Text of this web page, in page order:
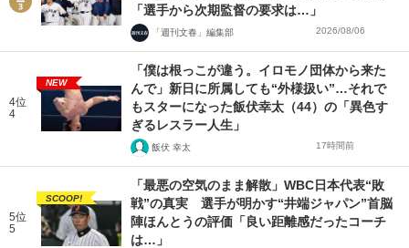
「選手から次期監督の要求は…」
「週刊文春」編集部 2026/08/06
4位
4
NEW
「僕は根っこが違う。イロモノ団体から来た
んで」新日に所属しても“外様扱い”…それで
もスターになった飯伏幸太（44）の「異色す
ぎるレスラー人生」
飯伏 幸太 17時間前
5位
5
SCOOP!
「最悪の空気のまま解散」WBC日本代表“敗
戦”の真実 選手が明かす“井端ジャパン”首脳
陣ほんとうの評価「良い距離感だったコーチ
は…」